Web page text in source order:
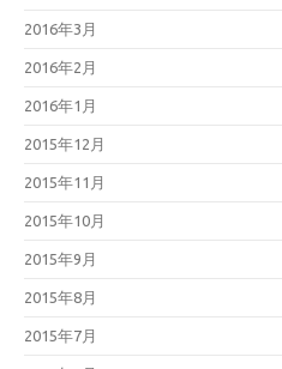
2016年3月
2016年2月
2016年1月
2015年12月
2015年11月
2015年10月
2015年9月
2015年8月
2015年7月